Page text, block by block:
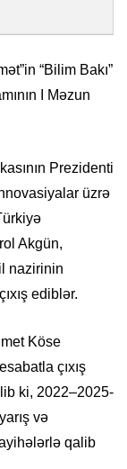
“Bilim Bakı”
I Məzun
Prezidenti
üzrə
Akgün,
nazirinin
ediblər.
Köse
çıxış
ki, 2022–2025-
və
qalib